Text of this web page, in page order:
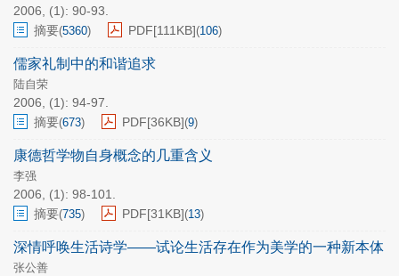
2006, (1): 90-93.
摘要(5360) PDF[111KB](106)
儒家礼制中的和谐追求
陆自荣
2006, (1): 94-97.
摘要(673) PDF[36KB](9)
康德哲学物自身概念的几重含义
李强
2006, (1): 98-101.
摘要(735) PDF[31KB](13)
深情呼唤生活诗学——试论生活存在作为美学的一种新本体
张公善